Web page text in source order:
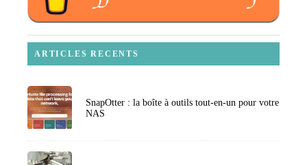
ARTICLES RECENTS
SnapOtter : la boîte à outils tout-en-un pour votre
NAS